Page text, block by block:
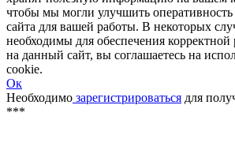
Этот веб-сайт использует файлы cookie
удобного и персонализированного
хранят полезную информацию на вашем
чтобы мы могли улучшить оперативность
сайта для вашей работы. В некоторых
необходимы для обеспечения корректной
на данный сайт, вы соглашаетесь на